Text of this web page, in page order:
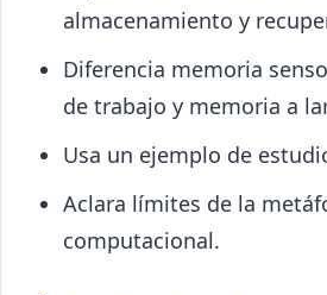
almacenamiento y
Diferencia memoria
de trabajo y memoria a
Usa un ejemplo de
Aclara límites de la
computacional.